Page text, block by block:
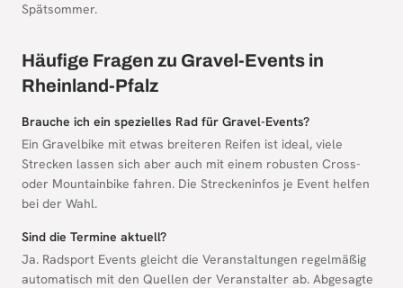
Spätsommer.
Häufige Fragen zu Gravel-Events in
Rheinland-Pfalz
Brauche ich ein spezielles Rad für Gravel-Events?
Ein Gravelbike mit etwas breiteren Reifen ist ideal, viele
Strecken lassen sich aber auch mit einem robusten Cross-
oder Mountainbike fahren. Die Streckeninfos je Event helfen
bei der Wahl.
Sind die Termine aktuell?
Ja. Radsport Events gleicht die Veranstaltungen regelmäßig
automatisch mit den Quellen der Veranstalter ab. Abgesagte